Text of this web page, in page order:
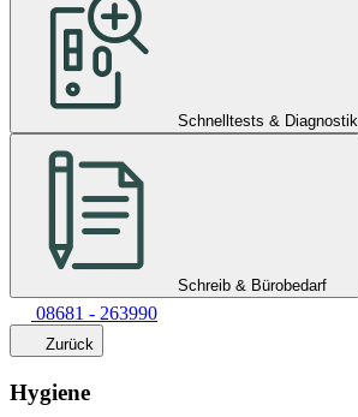
Schnelltests & Diagnostik
Schreib & Bürobedarf
08681 - 263990
Zurück
Hygiene